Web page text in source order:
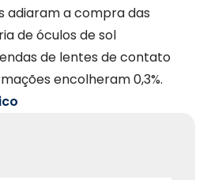
adiaram a compra das
de óculos de sol
de lentes de contato
encolheram 0,3%.